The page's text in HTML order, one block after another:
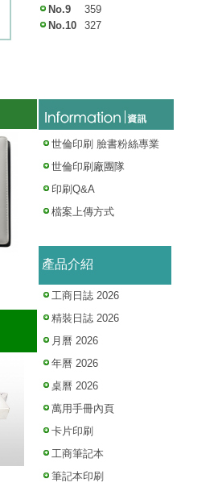
No.9
359
No.10
327
世倫印刷 臉書粉絲專業
世倫印刷廠團隊
印刷Q&A
檔案上傳方式
產品介紹
工商日誌 2026
精裝日誌 2026
月曆 2026
年曆 2026
桌曆 2026
萬用手冊內頁
卡片印刷
工商筆記本
筆記本印刷